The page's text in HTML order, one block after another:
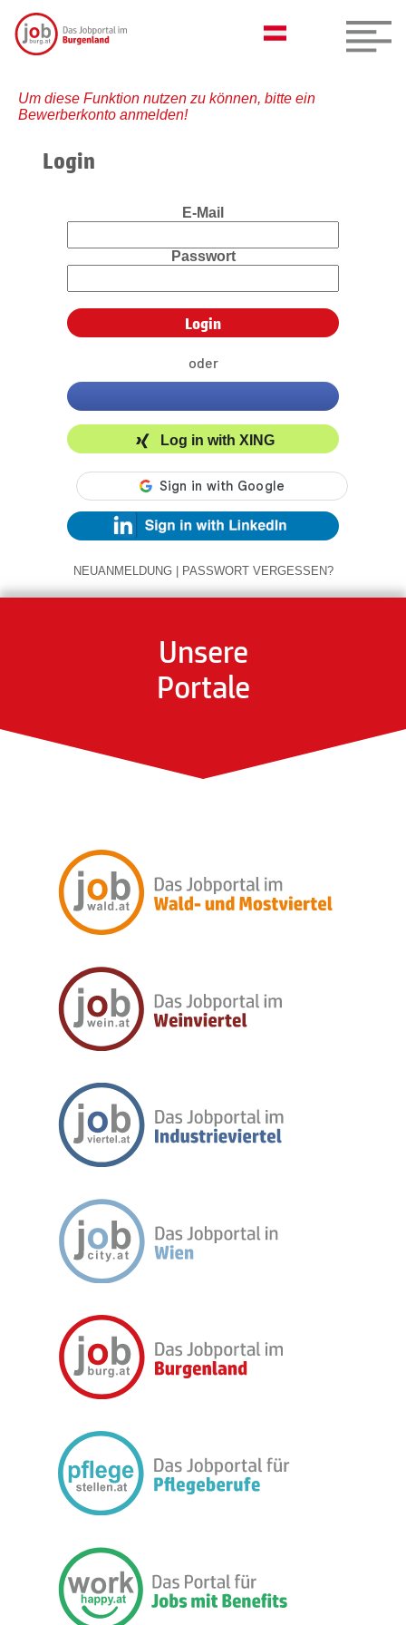
Um diese Funktion nutzen zu können, bitte ein
Bewerberkonto anmelden!
Login
E-Mail
Passwort
oder
Log in with XING
NEUANMELDUNG | PASSWORT VERGESSEN?
Unsere
Portale